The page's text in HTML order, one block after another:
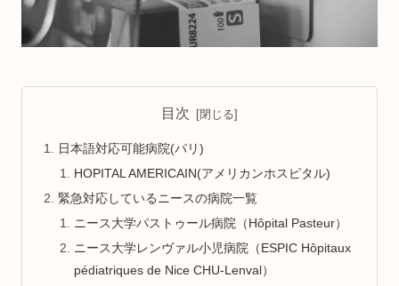
目次
日本語対応可能病院(パリ)
HOPITAL AMERICAIN(アメリカンホスピタル)
緊急対応しているニースの病院一覧
ニース大学パストゥール病院（Hôpital Pasteur）
ニース大学レンヴァル小児病院（ESPIC Hôpitaux
pédiatriques de Nice CHU-Lenval）